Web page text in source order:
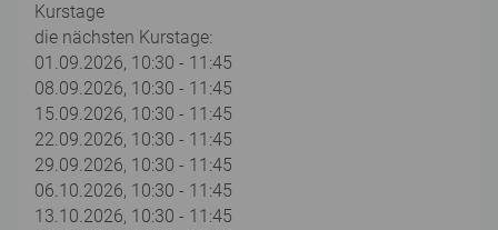
Kurstage
die nächsten Kurstage:
01.09.2026, 10:30 - 11:45
08.09.2026, 10:30 - 11:45
15.09.2026, 10:30 - 11:45
22.09.2026, 10:30 - 11:45
29.09.2026, 10:30 - 11:45
06.10.2026, 10:30 - 11:45
13.10.2026, 10:30 - 11:45